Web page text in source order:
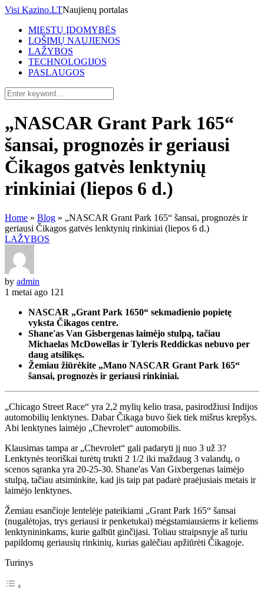
Visi Kazino.LTNaujienų portalas
MIESTŲ ĮDOMYBĖS
LOŠIMŲ NAUJIENOS
LAŽYBOS
TECHNOLOGIJOS
PASLAUGOS
„NASCAR Grant Park 165“
šansai, prognozės ir geriausi
Čikagos gatvės lenktynių
rinkiniai (liepos 6 d.)
Home » Blog » „NASCAR Grant Park 165“ šansai, prognozės ir
geriausi Čikagos gatvės lenktynių rinkiniai (liepos 6 d.)
LAŽYBOS
by admin
1 metai ago 121
NASCAR „Grant Park 1650“ sekmadienio popietę
vyksta Čikagos centre.
Shane'as Van Gisbergenas laimėjo stulpą, tačiau
Michaelas McDowellas ir Tyleris Reddickas nebuvo per
daug atsilikęs.
Žemiau žiūrėkite „Mano NASCAR Grant Park 165“
šansai, prognozės ir geriausi rinkiniai.
„Chicago Street Race“ yra 2,2 mylių kelio trasa, pasirodžiusi Indijos
automobilių lenktynes. Dabar Čikaga buvo šiek tiek mišrus krepšys.
Abi lenktynes ​​laimėjo „Chevrolet“ automobilis.
Klausimas tampa ar „Chevrolet“ gali padaryti jį nuo 3 už 3?
Lenktynės teoriškai turėtų trukti 2 1/2 iki maždaug 3 valandų, o
scenos sąranka yra 20-25-30. Shane'as Van Gixbergenas laimėjo
stulpą, tačiau atsiminkite, kad jis taip pat padarė praėjusiais metais ir
laimėjo lenktynes.
Žemiau esančioje lentelėje pateikiami „Grant Park 165“ šansai
(nugalėtojas, trys geriausi ir penketukai) mėgstamiausiems ir keliems
lenktynininkams, kurie galbūt ginčijasi. Toliau straipsnyje aš turiu
papildomų geriausių rinkinių, kurias galėčiau apžiūrėti Čikagoje.
Turinys